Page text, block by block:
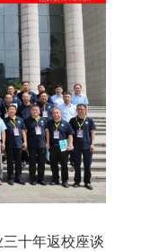
十年返校座谈